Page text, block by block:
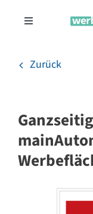
InhaltToggle
Onlinewerbung
Zurück